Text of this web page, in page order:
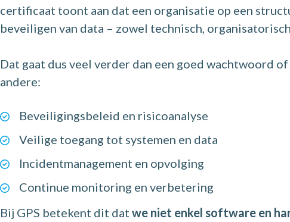
certificaat toont aan dat een organisatie op een
beveiligen van data – zowel technisch,
Dat gaat dus veel verder dan een goed wachtwoord
andere:
Beveiligingsbeleid en risicoanalyse
Veilige toegang tot systemen en data
Incidentmanagement en opvolging
Continue monitoring en verbetering
Bij GPS betekent dit dat we niet enkel software en